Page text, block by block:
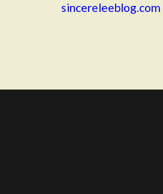
sincereleeblog.com